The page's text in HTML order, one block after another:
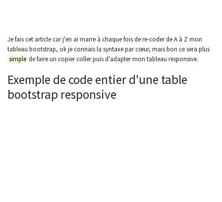
Je fais cet article car j'en ai marre à chaque fois de re-coder de A à Z mon
tableau bootstrap, ok je connais la syntaxe par cœur, mais bon ce sera plus
simple de faire un copier coller puis d'adapter mon tableau responsive.
Exemple de code entier d'une table
bootstrap responsive